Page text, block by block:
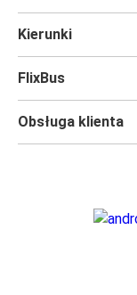
Kierunki
FlixBus
Obsługa klienta